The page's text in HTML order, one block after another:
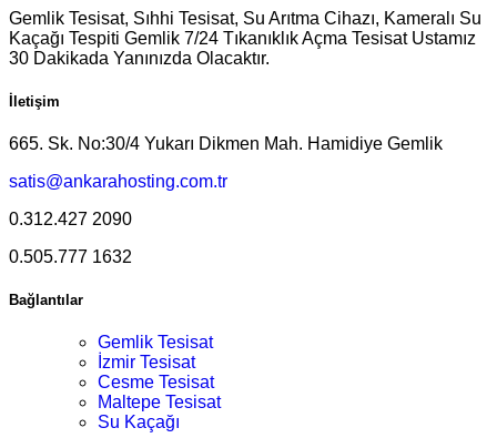
Gemlik Tesisat, Sıhhi Tesisat, Su Arıtma Cihazı, Kameralı Su
Kaçağı Tespiti Gemlik 7/24 Tıkanıklık Açma Tesisat Ustamız
30 Dakikada Yanınızda Olacaktır.
İletişim
665. Sk. No:30/4 Yukarı Dikmen Mah. Hamidiye Gemlik
satis@ankarahosting.com.tr
0.312.427 2090
0.505.777 1632
Bağlantılar
Gemlik Tesisat
İzmir Tesisat
Cesme Tesisat
Maltepe Tesisat
Su Kaçağı